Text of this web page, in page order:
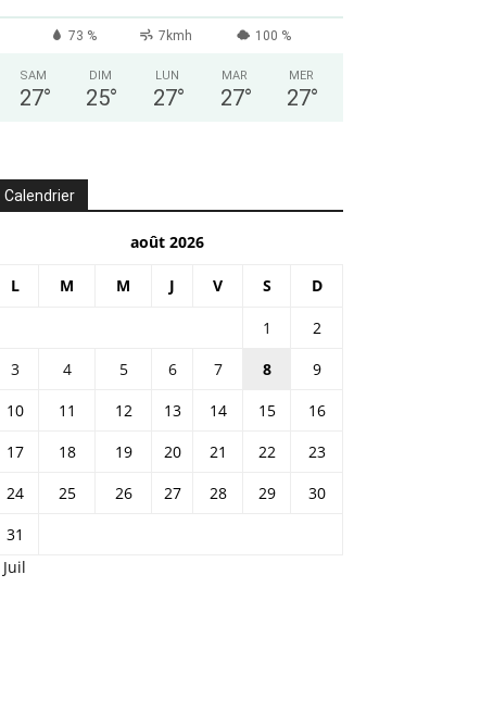
73 % 7kmh 100 %
SAM
27°
DIM
25°
LUN
27°
MAR
27°
MER
27°
Calendrier
août 2026
L M M J V S D
1
2
3
4 5 6 7 8
9
10
11 12 13 14 15
16
17
18 19 20 21 22
23
24
25 26 27 28 29
30
31
Juil